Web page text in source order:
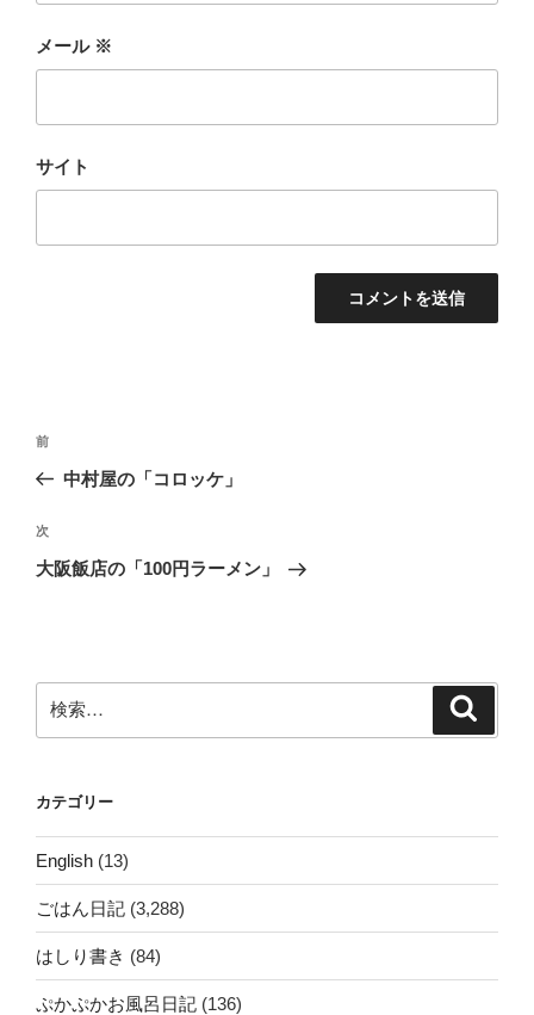
メール ※
サイト
投
ビ
ゲ
ン
前
の
稿
前
中村屋の「コロッケ」
次
の
次
大阪飯店の「100円ラーメン」
索:
カテゴリー
English (13)
ごはん日記 (3,288)
はしり書き (84)
ぷかぷかお風呂日記 (136)